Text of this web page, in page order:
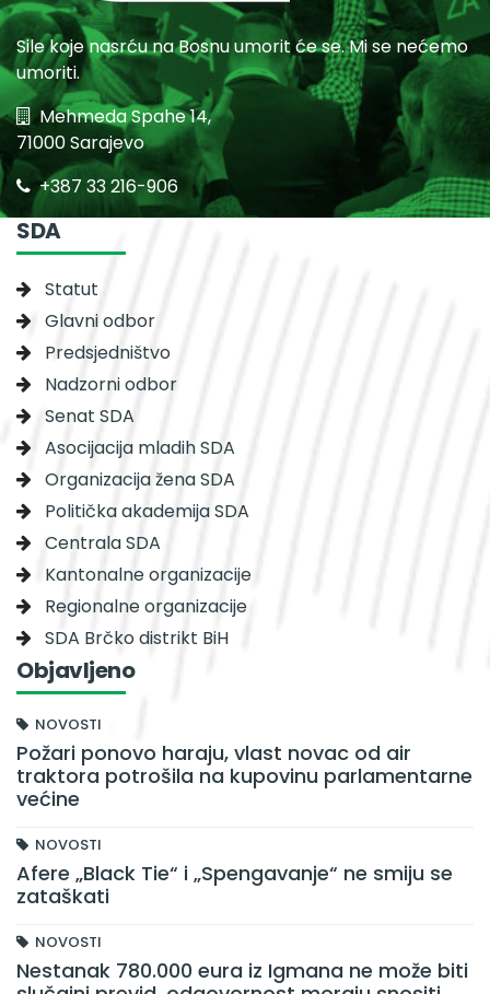
Sile koje nasrću na Bosnu umorit će se. Mi se nećemo
umoriti.
Mehmeda Spahe 14,
71000 Sarajevo
+387 33 216-906
SDA
Statut
Glavni odbor
Predsjedništvo
Nadzorni odbor
Senat SDA
Asocijacija mladih SDA
Organizacija žena SDA
Politička akademija SDA
Centrala SDA
Kantonalne organizacije
Regionalne organizacije
SDA Brčko distrikt BiH
Objavljeno
NOVOSTI
Požari ponovo haraju, vlast novac od air
traktora potrošila na kupovinu parlamentarne
većine
NOVOSTI
Afere „Black Tie“ i „Spengavanje“ ne smiju se
zataškati
NOVOSTI
Nestanak 780.000 eura iz Igmana ne može biti